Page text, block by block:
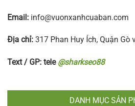
Email: info@vuonxanhcuaban.com
Địa chỉ: 317 Phan Huy Ích, Quận Gò
Text / GP: tele @sharkseo88
DANH MỤC SẢN